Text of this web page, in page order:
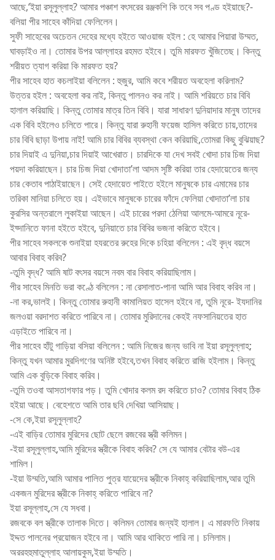
আছে,‘ইয়া রসূলুল্লাহ? আমার পঞ্চাশ বৎসরের রঞ্জকশি কি তবে সব পণ্ড হইয়াছে?-
বলিয়া পীর সাহেব কাঁদিয়া ফেলিলেন।
সুফী সাহেবের অচেতন দেহের মধ্যে হইতে আওয়াজ হইল : হে আমার পিয়ারা উম্মত,
ঘাবড়াইও না। তোমার উপর আল্লাহর রহমত হইবে। তুমি মারফত খুঁজিতেছ। কিন্তু
শরীয়ত ত্যাগ করিয়া কি মারফত হয়?
পীর সাহেব হাত কচলাইয়া বলিলেন : হুজুর, আমি কবে শরীয়ত অবহেলা করিলাম?
উত্তর হইল : অবহেলা কর নাই, কিন্তু পালনও কর নাই। আমি শরিয়তে চার বিবি
হালাল করিয়াছি। কিন্তু তোমার মাত্র তিন বিবি। যারা সাধারণ দুনিয়াদার মানুষ তাদের
এক বিবি হইলেও চলিতে পারে। কিন্তু যারা রুহানী ফয়েজ হাসিল করিতে চায়,তাদের
চার বিবি ছাড়া উপায় নাই! আমি চার বিবির ব্যবস্থা কেন করিয়াছি,তোমরা কিছু বুঝিয়াছ?
চার দিয়াই এ দুনিয়া,চার দিয়াই আখেরাত। চারদিকে যা দেখ সবই খোদা চার চিজ দিয়া
পয়দা করিয়াছেন। চার চিজ দিয়া খোদাতা’লা আদম সৃষ্টি করিয়া তার হেদায়েতের জন্য
চার কেতাব পাঠাইয়াছেন। সেই হেদায়েত পাইতে হইলে মানুষকে চার এমামের চার
তরিকা মানিয়া চলিতে হয়। এইভাবে মানুষকে চারের ফাঁদে ফেলিয়া খোদাতা’লা চার
কুরসির অন্তরালে লুকাইয়া আছেন। এই চারের পরদা ঠেলিয়া আলমে-আমরে নূরে-
ইয্দানিতে ফানা হইতে হইবে, দুনিয়াতে চার বিবির ভজনা করিতে হইবে।
পীর সাহেব সকলকে শুনাইয়া হযরতের রুহের দিকে চহিয়া বলিলেন : এই বৃদ্ধ বয়সে
আবার বিবাহ করিব?
-তুমি বৃদ্ধ? আমি ষাট বৎসর বয়সে নবম বার বিবাহ করিয়াছিলাম।
পীর সাহেব মিনতি ভরা কণ্ঠে বলিলেন : না রেসালাত-পানা আমি আর বিবাহ করিব না।
-না কর,ভালই। কিন্তু তোমার রুহানী কামালিয়ত হাসেল হইবে না, তুমি নূরে- ইযদানির
জলওয়া বরদাশত করিতে পারিবে না। তোমার মুরিদানের কেহই নফসানিয়তের হাত
এড়াইতে পারিবে না।
পীর সাহেব হাঁটু গাড়িয়া বসিয়া বলিলেন : আমি নিজের জন্য ভাবি না ইয়া রসূলুল্লাহ;
কিন্তু যখন আমার মুরদিগণের অনিষ্ট হইবে,তখন বিবাহ করিতে রাজি হইলাম। কিন্তু
আমি এক বুড়িকে বিবাহ করিব।
-তুমি তওবা আসতাগফার পড়। তুমি খোদার কলম রদ করিতে চাও? তোমার বিবাহ ঠিক
হইয়া আছে। বেহেশতে আমি তার ছবি দেখিয়া আসিয়াছ।
-সে কে,ইয়া রসূলুল্লাহ?
-এই বাড়ির তোমার মুরিদের ছোট ছেলে রজবের স্ত্রী কলিমন।
-ইয়া রসূলুল্লাহ,আমি মুরিদের স্ত্রীকে বিবাহ করিব? সে যে আমার বেটার বউ-এর
শামিল।
-ইয়া উম্মতি,আমি আমার পালিত পুত্র যায়েদের স্ত্রীকে নিকাহ্ করিয়াছিলাম,আর তুমি
একজন মুরিদের স্ত্রীকে নিকাহ্ করিতে পারিবে না?
ইয়া রসূল্লাহ,সে যে সধবা।
রজবকে বল স্ত্রীকে তালাক দিতে। কলিমন তোমার জন্যই হালাল। এ মারফতি নিকায়
ইদ্দত পালনের প্রয়োজন হইবে না। আমি আর থাকিতে পারি না। চলিলাম।
অররহহুমাতুল্লাহ আলায়কুম,ইয়া উম্মতি।